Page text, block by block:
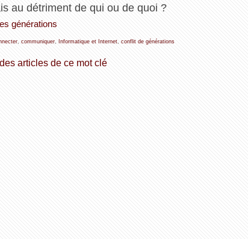
au détriment de qui ou de quoi ?
générations
, communiquer, Informatique et Internet, conflit de générations
articles de ce mot clé